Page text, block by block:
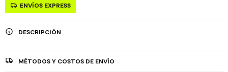
ENVÍOS EXPRESS
DESCRIPCIÓN
MÉTODOS Y COSTOS DE ENVÍO